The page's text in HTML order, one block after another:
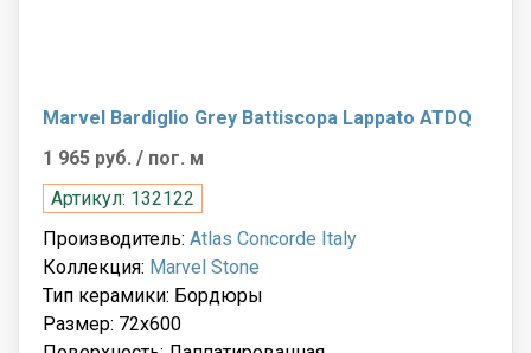
Marvel Bardiglio Grey Battiscopa Lappato ATDQ
1 965 руб. / пог. м
Артикул: 132122
Производитель: Atlas Concorde Italy
Коллекция: Marvel Stone
Тип керамики: Бордюры
Размер: 72x600